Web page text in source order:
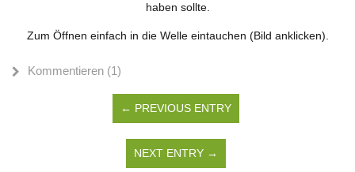
haben sollte.
Zum Öffnen einfach in die Welle eintauchen (Bild anklicken).
Kommentieren (1)
← PREVIOUS ENTRY
NEXT ENTRY →